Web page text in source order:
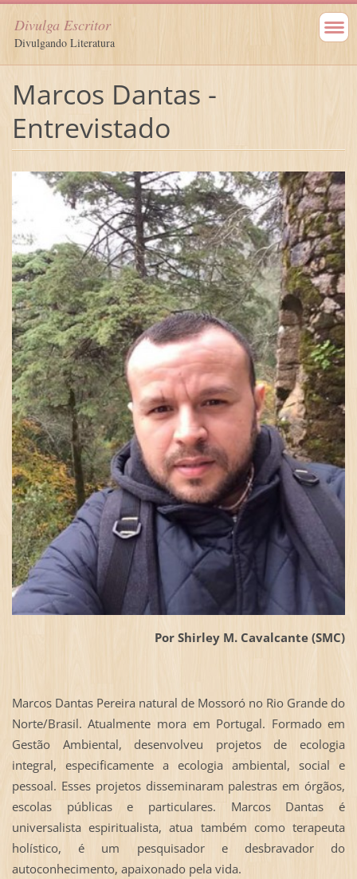
Divulga Escritor
Divulgando Literatura
Marcos Dantas -
Entrevistado
Por Shirley M. Cavalcante (SMC)
Marcos Dantas Pereira natural de Mossoró no Rio Grande do
Norte/Brasil. Atualmente mora em Portugal. Formado em
Gestão Ambiental, desenvolveu projetos de ecologia
integral, especificamente a ecologia ambiental, social e
pessoal. Esses projetos disseminaram palestras em órgãos,
escolas públicas e particulares. Marcos Dantas é
universalista espiritualista, atua também como terapeuta
holístico, é um pesquisador e desbravador do
autoconhecimento, apaixonado pela vida.